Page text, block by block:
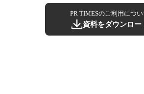
PR TIMESのご利用につい
資料をダウンロー